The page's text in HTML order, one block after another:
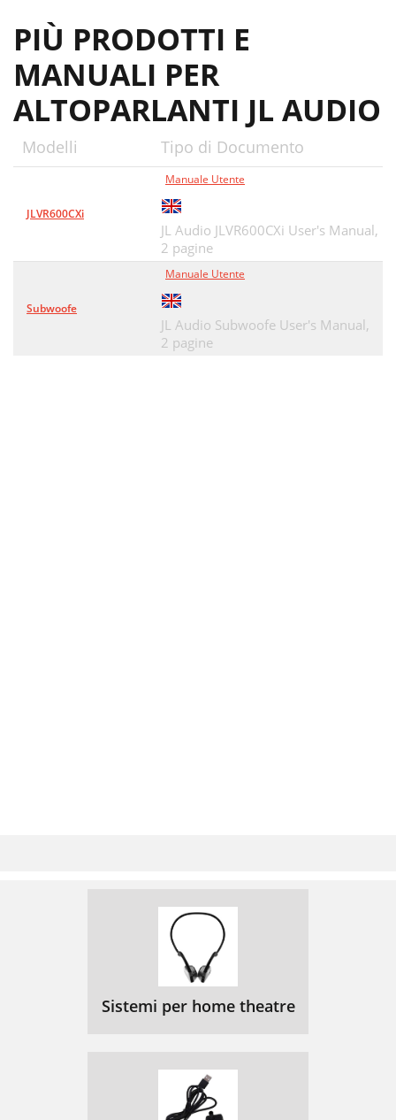
PIÙ PRODOTTI E
MANUALI PER
ALTOPARLANTI JL AUDIO
Modelli Tipo di Documento
JLVR600CXi
Manuale Utente
JL Audio JLVR600CXi User's Manual,
2 pagine
Subwoofe
Manuale Utente
JL Audio Subwoofe User's Manual,
2 pagine
Sistemi per home theatre